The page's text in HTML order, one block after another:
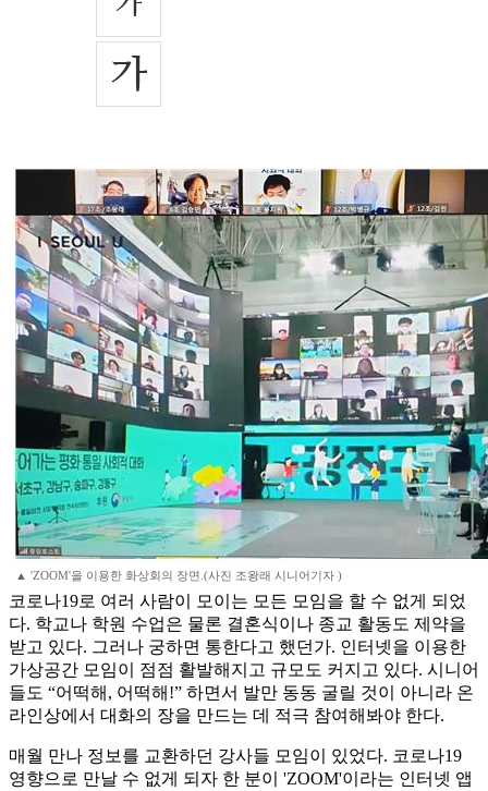
▲ 'ZOOM'을 이용한 화상회의 장면.(사진 조왕래 시니어기자 )
코로나19로 여러 사람이 모이는 모든 모임을 할 수 없게 되었
다. 학교나 학원 수업은 물론 결혼식이나 종교 활동도 제약을
받고 있다. 그러나 궁하면 통한다고 했던가. 인터넷을 이용한
가상공간 모임이 점점 활발해지고 규모도 커지고 있다. 시니어
들도 “어떡해, 어떡해!” 하면서 발만 동동 굴릴 것이 아니라 온
라인상에서 대화의 장을 만드는 데 적극 참여해봐야 한다.
매월 만나 정보를 교환하던 강사들 모임이 있었다. 코로나19
영향으로 만날 수 없게 되자 한 분이 'ZOOM'이라는 인터넷 앱